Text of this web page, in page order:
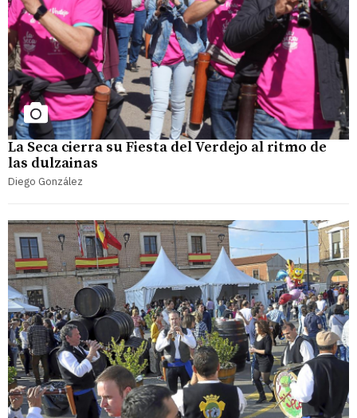
La Seca cierra su Fiesta del Verdejo al ritmo de
las dulzainas
Diego González